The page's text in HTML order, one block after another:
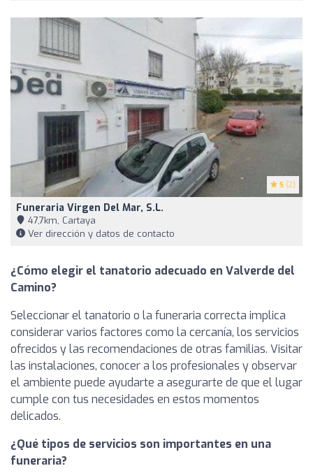
5 (2)
Funeraria Virgen Del Mar, S.L.
47,7km, Cartaya
Ver dirección y datos de contacto
¿Cómo elegir el tanatorio adecuado en Valverde del
Camino?
Seleccionar el tanatorio o la funeraria correcta implica
considerar varios factores como la cercanía, los servicios
ofrecidos y las recomendaciones de otras familias. Visitar
las instalaciones, conocer a los profesionales y observar
el ambiente puede ayudarte a asegurarte de que el lugar
cumple con tus necesidades en estos momentos
delicados.
¿Qué tipos de servicios son importantes en una
funeraria?